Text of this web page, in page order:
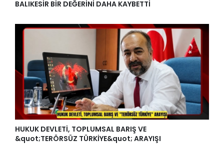
BALIKESİR BİR DEĞERİNİ DAHA KAYBETTİ
HUKUK DEVLETİ, TOPLUMSAL BARIŞ VE
&quot;TERÖRSÜZ TÜRKİYE&quot; ARAYIŞI